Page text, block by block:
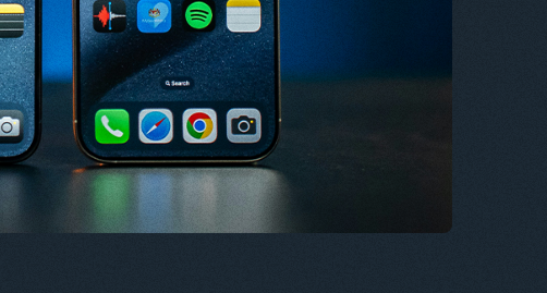
ES
FR
NL
ES